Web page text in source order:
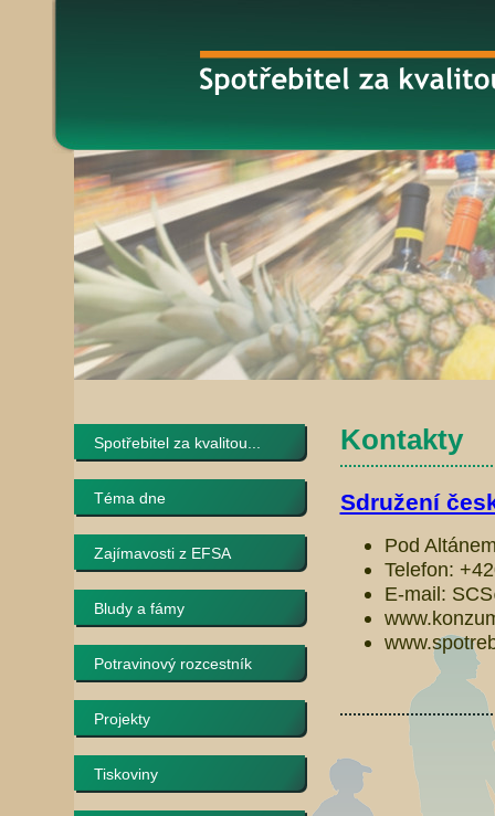
Spotřebitel za kvalitou...
Téma dne
Zajímavosti z EFSA
Bludy a fámy
Potravinový rozcestník
Projekty
Tiskoviny
Kontakty
Sdružení
Pod
Telefon:
E-mail: